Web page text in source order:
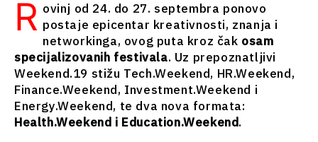
Poslovne
priče
Imenovanja
Poljoprivreda
Industrijalci
Građevinarstvo
Energija
Imenovanja
Poljoprivreda
Industrijalci
Građevinarstvo
Energija
Životna
sredina
R ovinj od 24. do 27. septembra ponovo
postaje epicentar kreativnosti, znanja i
networkinga, ovog puta kroz čak osam
specijalizovanih festivala. Uz prepoznatljivi
Weekend.19 stižu Tech.Weekend, HR.Weekend,
Finance.Weekend, Investment.Weekend i
Energy.Weekend, te dva nova formata:
Health.Weekend i Education.Weekend.